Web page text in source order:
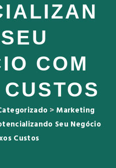
COM
> Marketing
Seu Negócio
Custos